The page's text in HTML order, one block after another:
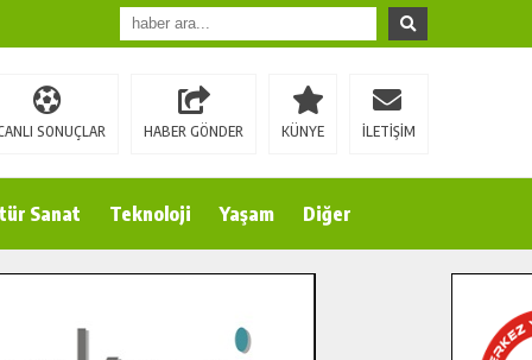
SONUÇLAR HABER GÖNDER KÜNYE İLETİŞİM
Sanat Teknoloji Yaşam Diğer